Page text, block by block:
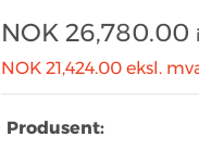
NOK 26,780.00
NOK 21,424.00 eksl.
Produsent: